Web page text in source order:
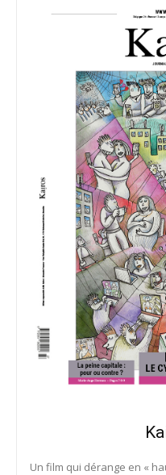
Un film qui dérange en «